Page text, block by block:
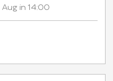
Aug in 14:00